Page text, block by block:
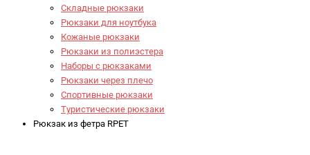
Складные рюкзаки
Рюкзаки для ноутбука
Кожаные рюкзаки
Рюкзаки из полиэстера
Наборы с рюкзаками
Рюкзаки через плечо
Спортивные рюкзаки
Туристические рюкзаки
Рюкзак из фетра RPET